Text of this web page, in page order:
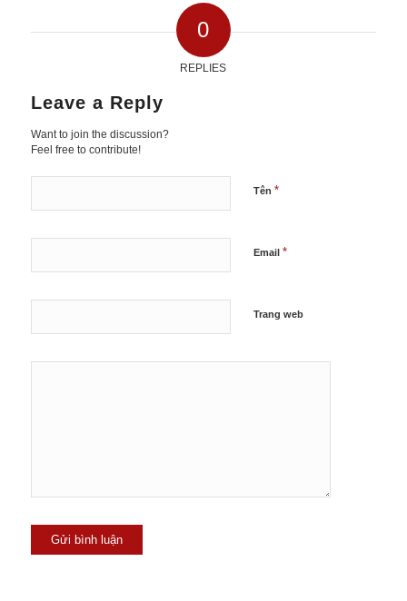
0
REPLIES
Leave a Reply
Want to join the discussion?
Feel free to contribute!
Tên *
Email *
Trang web